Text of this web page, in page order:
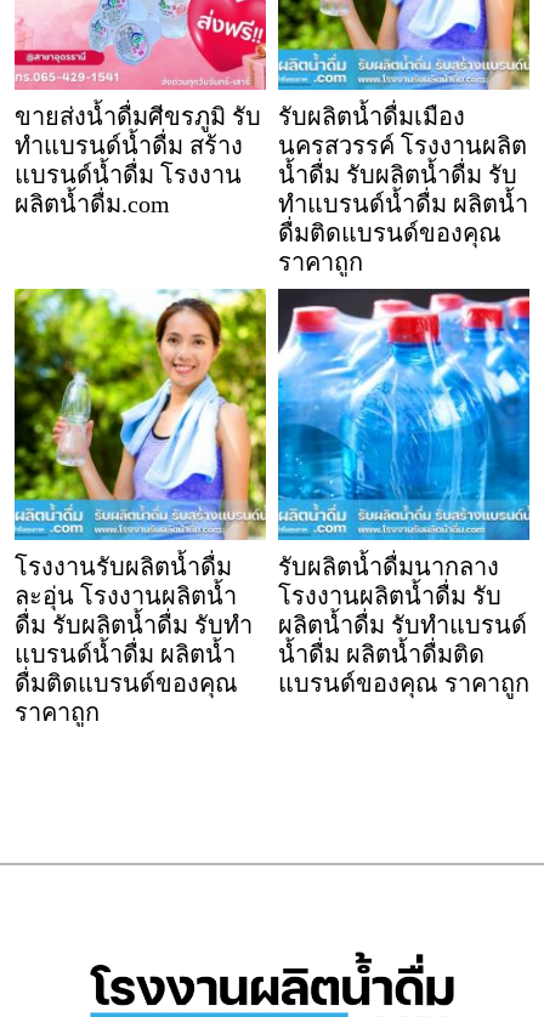
ขายส่งน้ำดื่มศีขรภูมิ รับ
ทำแบรนด์น้ำดื่ม สร้าง
แบรนด์น้ำดื่ม โรงงาน
ผลิตน้ำดื่ม.com
รับผลิตน้ำดื่มเมือง
นครสวรรค์ โรงงานผลิต
น้ำดื่ม รับผลิตน้ำดื่ม รับ
ทำแบรนด์น้ำดื่ม ผลิตน้ำ
ดื่มติดแบรนด์ของคุณ
ราคาถูก
โรงงานรับผลิตน้ำดื่ม
ละอุ่น โรงงานผลิตน้ำ
ดื่ม รับผลิตน้ำดื่ม รับทำ
แบรนด์น้ำดื่ม ผลิตน้ำ
ดื่มติดแบรนด์ของคุณ
ราคาถูก
รับผลิตน้ำดื่มนากลาง
โรงงานผลิตน้ำดื่ม รับ
ผลิตน้ำดื่ม รับทำแบรนด์
น้ำดื่ม ผลิตน้ำดื่มติด
แบรนด์ของคุณ ราคาถูก